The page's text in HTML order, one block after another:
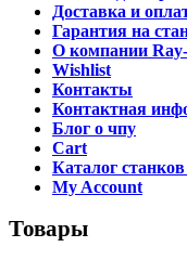
Доставка и
Гарантия на
О компании
Wishlist
Контакты
Контактная
Блог о чпу
Cart
Каталог
My Account
Товары